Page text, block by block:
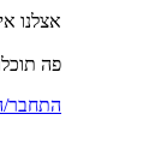
אצלנו
פה
התחבר/